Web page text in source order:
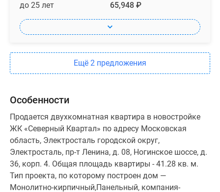
до 25 лет 65,948 ₽
Ещё 2 предложения
Особенности
Продается двухкомнатная квартира в новостройке
ЖК «Северный Квартал» по адресу Московская
область, Электросталь городской округ,
Электросталь, пр-т Ленина, д. 08, Ногинское шоссе, д.
36, корп. 4. Общая площадь квартиры - 41.28 кв. м.
Тип проекта, по которому построен дом —
Монолитно-кирпичный,Панельный, компания-